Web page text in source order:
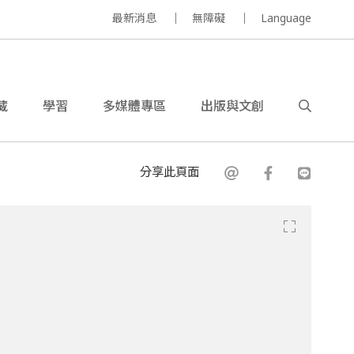
最新消息 無障礙 Language
學習 多媒體專區 出版與文創
分享此頁面